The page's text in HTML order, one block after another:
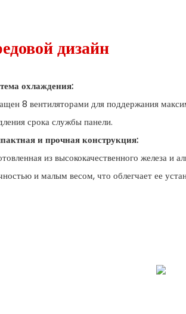
дизайн
охлаждения:
8 вентиляторами для поддержания
срока службы панели.
и прочная конструкция:
из высококачественного железа и
и малым весом, что облегчает ее